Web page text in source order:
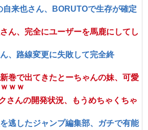
自来也さん、BORUTOで生存が確定
ん、完全にユーザーを馬鹿にしてし
、路線変更に失敗して完全終
巻で出てきたとーちゃんの妹、可愛
ｗｗ
さんの開発状況、もうめちゃくちゃ
逃したジャンプ編集部、ガチで有能